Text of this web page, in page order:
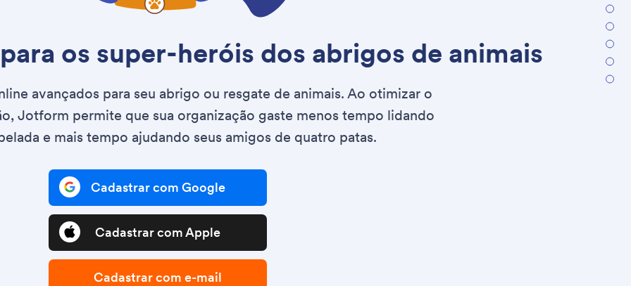
os super-heróis dos abrigos de animais
avançados para seu abrigo ou resgate de animais. Ao otimizar o
Jotform permite que sua organização gaste menos tempo lidando
e mais tempo ajudando seus amigos de quatro patas.
Cadastrar com Google
Cadastrar com Apple
Cadastrar com e-mail